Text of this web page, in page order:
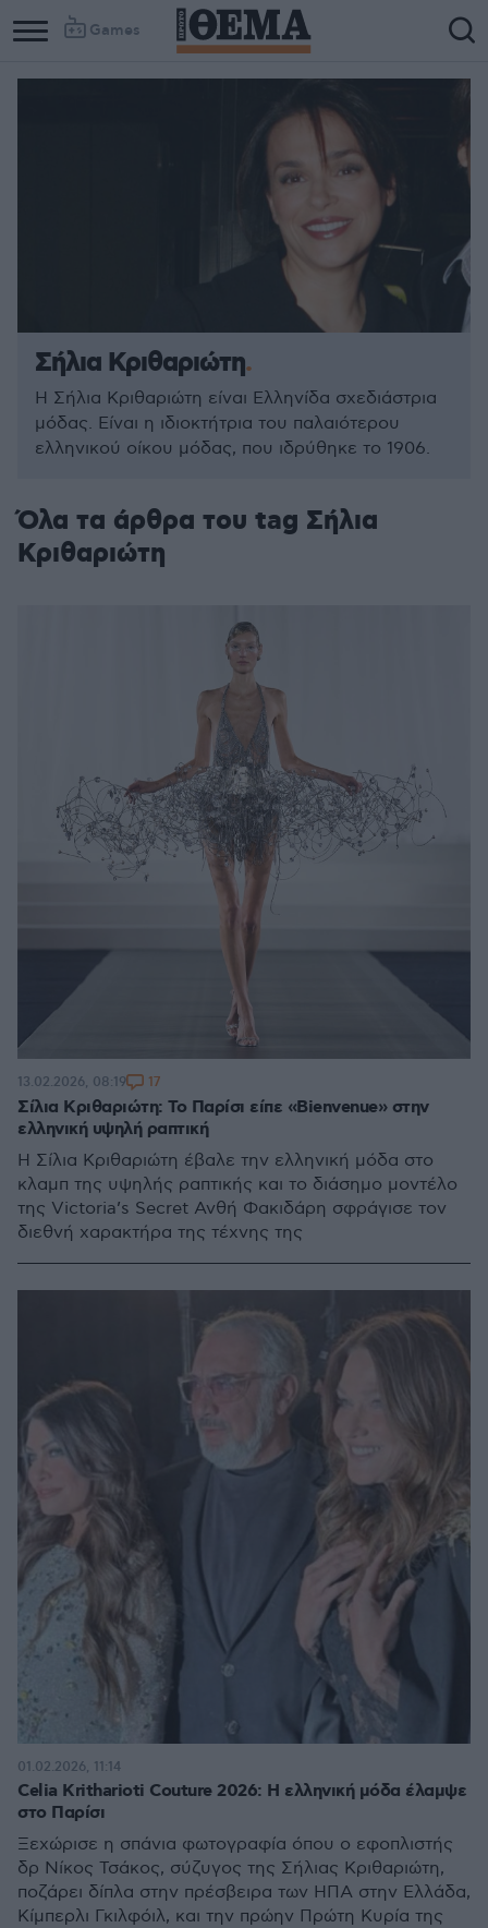
Games
Σήλια Κριθαριώτη
Η Σήλια Κριθαριώτη είναι Ελληνίδα σχεδιάστρια
μόδας. Είναι η ιδιοκτήτρια του παλαιότερου
ελληνικού οίκου μόδας, που ιδρύθηκε το 1906.
Όλα τα άρθρα του tag Σήλια
Κριθαριώτη
Σίλια Κριθαριώτη: Το Παρίσι είπε «Bienvenue» στην
ελληνική υψηλή ραπτική
Η Σίλια Κριθαριώτη έβαλε την ελληνική μόδα στο
κλαμπ της υψηλής ραπτικής και το διάσημο μοντέλο
της Victoria’s Secret Ανθή Φακιδάρη σφράγισε τον
διεθνή χαρακτήρα της τέχνης της
13.02.2026, 08:19 17
Celia Kritharioti Couture 2026: Η ελληνική μόδα έλαμψε
στο Παρίσι
Ξεχώρισε η σπάνια φωτογραφία όπου ο εφοπλιστής
δρ Νίκος Τσάκος, σύζυγος της Σήλιας Κριθαριώτη,
ποζάρει δίπλα στην πρέσβειρα των ΗΠΑ στην Ελλάδα,
Κίμπερλι Γκιλφόιλ, και την πρώην Πρώτη Κυρία της
01.02.2026, 11:14